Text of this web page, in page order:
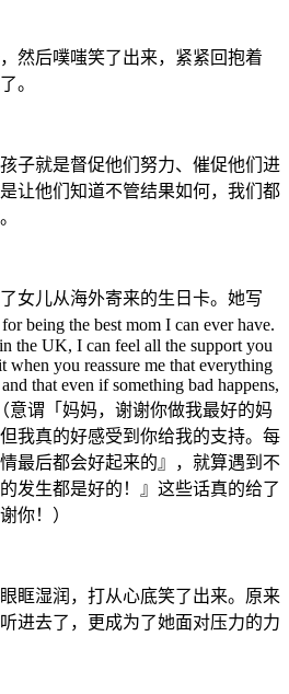
然后噗嗤笑了出来，紧紧回抱着
。
子就是督促他们努力、催促他们进
让他们知道不管结果如何，我们都
女儿从海外寄来的生日卡。她写
being the best mom I can ever have.
the UK, I can feel all the support you
when you reassure me that everything
that even if something bad happens,
意谓「妈妈，谢谢你做我最好的妈
我真的好感受到你给我的支持。每
最后都会好起来的』，就算遇到不
发生都是好的！』这些话真的给了
你！）
眶湿润，打从心底笑了出来。原来
进去了，更成为了她面对压力的力